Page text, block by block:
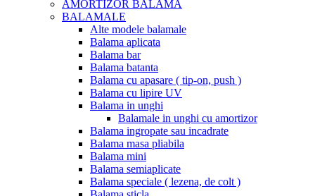
AMORTIZOR BALAMA
BALAMALE
Alte modele balamale
Balama aplicata
Balama bar
Balama batanta
Balama cu apasare ( tip-on, push )
Balama cu lipire UV
Balama in unghi
Balamale in unghi cu amortizor
Balama ingropate sau incadrate
Balama masa pliabila
Balama mini
Balama semiaplicate
Balama speciale ( lezena, de colt )